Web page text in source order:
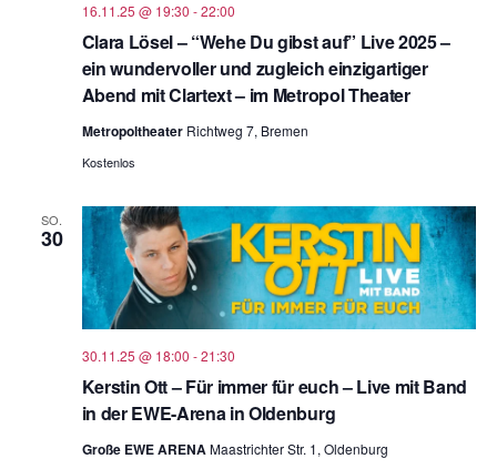
Clara Lösel – “Wehe Du gibst auf” Live 2025 –
ein wundervoller und zugleich einzigartiger
Abend mit Clartext – im Metropol Theater
16.11.25 @ 19:30 -22:00
Metropoltheater Richtweg 7, Bremen
Kostenlos
SO.
30
Kerstin Ott – Für immer für euch – Live mit Band
in der EWE-Arena in Oldenburg
30.11.25 @ 18:00 -21:30
Große EWE ARENAMaastrichter Str. 1, Oldenburg